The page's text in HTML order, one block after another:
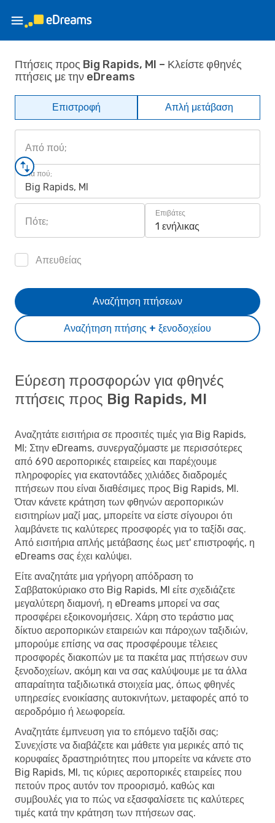
Πτήσεις προς Big Rapids, MI – Κλείστε φθηνές
πτήσεις με την eDreams
Επιστροφή Απλή μετάβαση
Από πού;
Για πού;
Big Rapids, MI
Πότε;
Επιβάτες
1 ενήλικας
Απευθείας
Αναζήτηση πτήσης + ξενοδοχείου
Αναζήτηση πτήσεων
Εύρεση προσφορών για φθηνές
πτήσεις προς Big Rapids, MI
Αναζητάτε εισιτήρια σε προσιτές τιμές για Big Rapids,
MI; Στην eDreams, συνεργαζόμαστε με περισσότερες
από 690 αεροπορικές εταιρείες και παρέχουμε
πληροφορίες για εκατοντάδες χιλιάδες διαδρομές
πτήσεων που είναι διαθέσιμες προς Big Rapids, MI.
Όταν κάνετε κράτηση των φθηνών αεροπορικών
εισιτηρίων μαζί μας, μπορείτε να είστε σίγουροι ότι
λαμβάνετε τις καλύτερες προσφορές για το ταξίδι σας.
Από εισιτήρια απλής μετάβασης έως μετ' επιστροφής, η
eDreams σας έχει καλύψει.
Είτε αναζητάτε μια γρήγορη απόδραση το
Σαββατοκύριακο στο Big Rapids, MI είτε σχεδιάζετε
μεγαλύτερη διαμονή, η eDreams μπορεί να σας
προσφέρει εξοικονομήσεις. Χάρη στο τεράστιο μας
δίκτυο αεροπορικών εταιρειών και πάροχων ταξιδιών,
μπορούμε επίσης να σας προσφέρουμε τέλειες
προσφορές διακοπών με τα πακέτα μας πτήσεων συν
ξενοδοχείων, ακόμη και να σας καλύψουμε με τα άλλα
απαραίτητα ταξιδιωτικά στοιχεία μας, όπως φθηνές
υπηρεσίες ενοικίασης αυτοκινήτων, μεταφορές από το
αεροδρόμιο ή λεωφορεία.
Αναζητάτε έμπνευση για το επόμενο ταξίδι σας;
Συνεχίστε να διαβάζετε και μάθετε για μερικές από τις
κορυφαίες δραστηριότητες που μπορείτε να κάνετε στο
Big Rapids, MI, τις κύριες αεροπορικές εταιρείες που
πετούν προς αυτόν τον προορισμό, καθώς και
συμβουλές για το πώς να εξασφαλίσετε τις καλύτερες
τιμές κατά την κράτηση των πτήσεων σας.